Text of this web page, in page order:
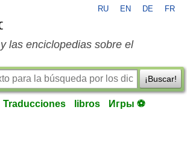
RU EN DE FR
las enciclopedias sobre el
¡Buscar!
Traducciones libros Игры ⚽